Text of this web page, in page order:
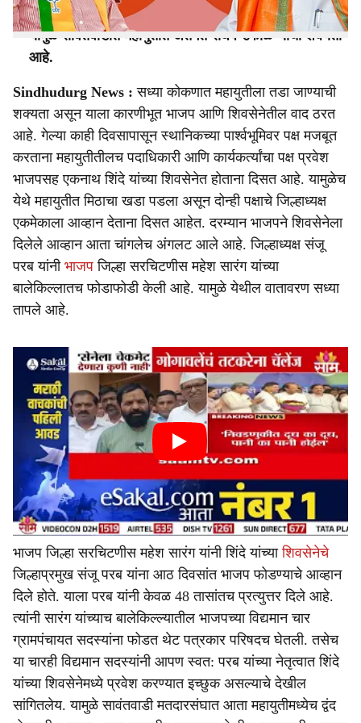
ग्रामपंचायत सदस्यांचा पाठिंबा जाहीर केला.
यामुळे सावंतवाडीत महायुतीत अंतर्गत संघर्ष उफाळण्याची शक्यता
आहे.
Sindhudurg News : सध्या कोकणात महायुतीला तडा जाण्याची
शक्यता असून याला कारणीभूत भाजप आणि शिवसेनेतील वाद ठरत
आहे. गेल्या काही दिवसापासून स्थानिकच्या पार्श्वभूमिवर पक्ष मजबूत
करताना महायुतीतीलच पदाधिकारी आणि कार्यकर्त्यांचा पक्ष प्रवेश
भाजपसह एकनाथ शिंदे यांच्या शिवसेनेत होताना दिसत आहे. यामुळेच
येथे महायुतीत मिठाचा खडा पडला असून दोन्ही पक्षाचे जिल्हाध्यक्ष
एकमेकाला आव्हान देताना दिसत आहेत. दरम्यान भाजपने शिवसेनेला
दिलेले आव्हान आता चांगलेच अंगलट आले आहे. जिल्हाध्यक्ष संजू
परब यांनी भाजप जिल्हा सरचिटणीस महेश सारंग यांच्या
बालेकिल्लातच फोडाफोडी केली आहे. यामुळे येथील वातावरण सध्या
तापले आहे.
भाजप जिल्हा सरचिटणीस महेश सारंग यांनी शिंदे यांच्याशिवसेनेचे
जिल्हाप्रमुख संजू परब यांना आठ दिवसांत भाजप फोडण्याचे आव्हान
दिले होते. याला परब यांनी केवळ 48 तासांतच प्रत्युत्तर दिले आहे.
त्यांनी सारंग यांच्याच बालेकिल्ल्यातील भाजपच्या विद्यमान चार
ग्रामपंचायत सदस्यांना फोडत थेट पत्रकार परिषदच घेतली. तसेच
या चारही विद्यमान सदस्यांनी आपण स्वत: परब यांच्या नेतृत्वात शिंदे
यांच्या शिवसेनेमध्ये प्रवेश करण्यात इच्छुक असल्याचे देखील
सांगितलेय. यामुळे सावंतवाडी मतदारसंघात आता महायुतीमध्येच द्वंद